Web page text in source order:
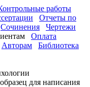
работы
Отчеты по
Сочинения
Чертежи
Оплата
Авторам
Библиотека
для написания